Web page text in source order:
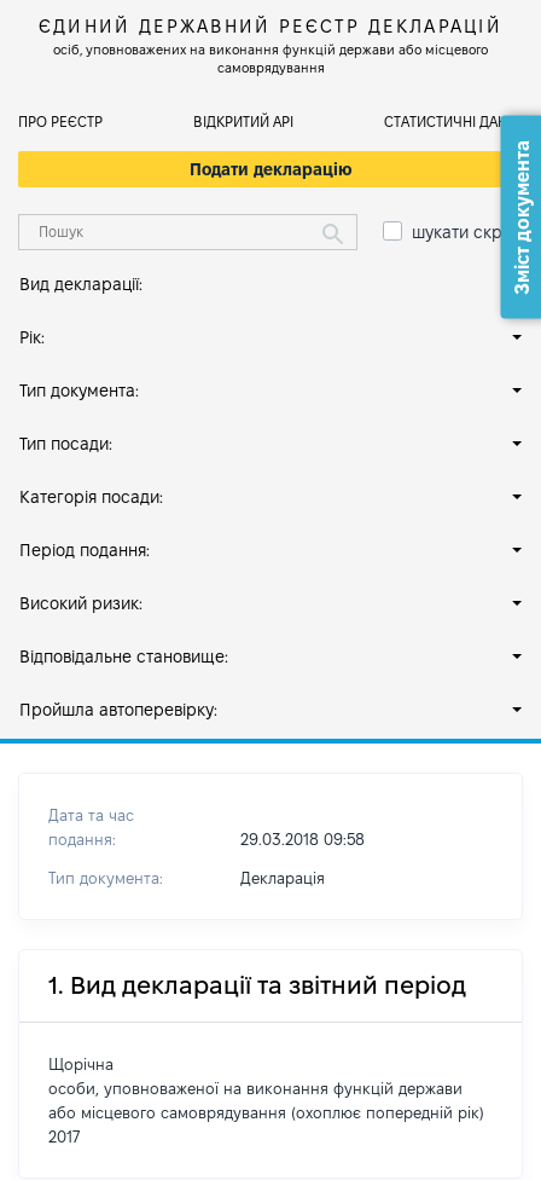
ЄДИНИЙ ДЕРЖАВНИЙ РЕЄСТР ДЕКЛАРАЦІЙ
осіб, уповноважених на виконання функцій держави або місцевого
самоврядування
ПРО РЕЄСТР ВІДКРИТИЙ АРІ СТАТИСТИЧНІ ДАНІ
Подати декларацію
шукати скрізь
Вид декларації:
Рік:
Тип документа:
Тип посади:
Категорія посади:
Період подання:
Високий ризик:
Відповідальне становище:
Пройшла автоперевірку:
Дата та час
подання:
29.03.2018 09:58
Тип документа: Декларація
1. Вид декларації та звітний період
Щорічна
особи, уповноваженої на виконання функцій держави
або місцевого самоврядування (охоплює попередній рік)
2017
Зміст документа